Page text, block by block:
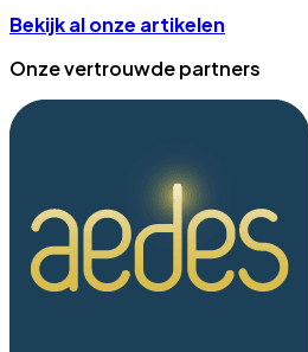
Bekijk al onze artikelen
Onze vertrouwde partners